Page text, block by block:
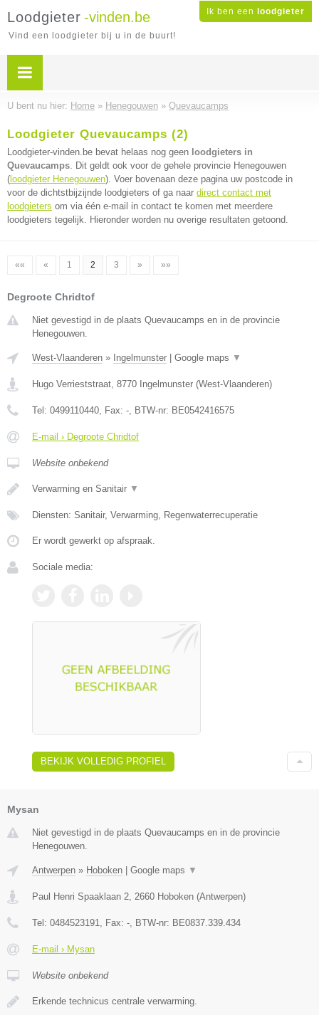
Ik ben een loodgieter
Loodgieter -vinden.be
Vind een loodgieter bij u in de buurt!
U bent nu hier: Home » Henegouwen » Quevaucamps
Loodgieter Quevaucamps (2)
Loodgieter-vinden.be bevat helaas nog geen loodgieters in
Quevaucamps. Dit geldt ook voor de gehele provincie Henegouwen
( loodgieter Henegouwen). Voer bovenaan deze pagina uw postcode in
voor de dichtstbijzijnde loodgieters of ga naar direct contact met
loodgieters om via één e-mail in contact te komen met meerdere
loodgieters tegelijk. Hieronder worden nu overige resultaten getoond.
«« « 1 2 3 » »»
Degroote Chridtof
Niet gevestigd in de plaats Quevaucamps en in de provincie
Henegouwen.
West-Vlaanderen » Ingelmunster Google maps ▼
Hugo Verrieststraat, 8770 Ingelmunster (West-Vlaanderen)
Tel: 0499110440, Fax: -, BTW-nr: BE0542416575
E-mail › Degroote Chridtof
Website onbekend
Verwarming en Sanitair ▼
Diensten: Sanitair, Verwarming, Regenwaterrecuperatie
Er wordt gewerkt op afspraak.
Sociale media:
BEKIJK VOLLEDIG PROFIEL
Mysan
Niet gevestigd in de plaats Quevaucamps en in de provincie
Henegouwen.
Antwerpen » Hoboken | Google maps ▼
Paul Henri Spaaklaan 2 2660 Hoboken (Antwerpen)
Tel: 0484523191 , Fax: - , BTW-nr: BE0837.339.434
E-mail › Mysan
Website onbekend
Erkende technicus centrale verwarming.